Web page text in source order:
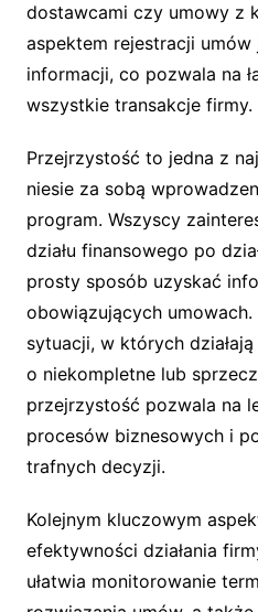
dostawcami czy umowy z
aspektem rejestracji
informacji, co pozwala na
wszystkie transakcje firmy.
Przejrzystość to jedna z
niesie za sobą
program. Wszyscy
działu finansowego po
prosty sposób uzyskać
obowiązujących
sytuacji, w których
o niekompletne lub
przejrzystość pozwala na
procesów biznesowych i
trafnych decyzji.
Kolejnym kluczowym
efektywności działania
ułatwia monitorowanie